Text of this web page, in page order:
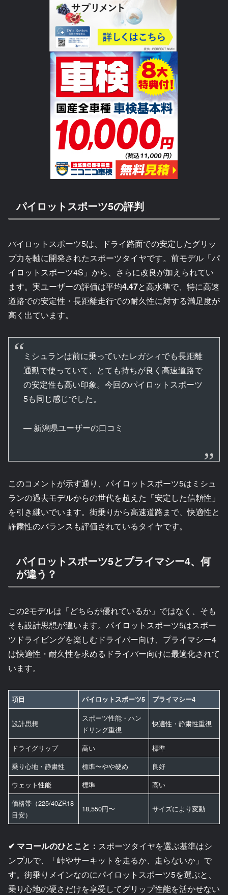
パイロットスポーツ5の評判
パイロットスポーツ5は、ドライ路面での安定したグリッ
プ力を軸に開発されたスポーツタイヤです。前モデル「パ
イロットスポーツ4S」から、さらに改良が加えられてい
ます。実ユーザーの評価は平均4.47と高水準で、特に高速
道路での安定性・長距離走行での耐久性に対する満足度が
高く出ています。
ミシュランは前に乗っていたレガシィでも長距離
通勤で使っていて、とても持ちが良く高速道路で
の安定性も高い印象。今回のパイロットスポーツ
5も同じ感じでした。
— 新潟県ユーザーの口コミ
このコメントが示す通り、パイロットスポーツ5はミシュ
ランの過去モデルからの世代を超えた「安定した信頼性」
を引き継いでいます。街乗りから高速道路まで、快適性と
静粛性のバランスも評価されているタイヤです。
パイロットスポーツ5とプライマシー4、何
が違う？
この2モデルは「どちらが優れているか」ではなく、そも
そも設計思想が違います。パイロットスポーツ5はスポー
ツドライビングを楽しむドライバー向け、プライマシー4
は快適性・耐久性を求めるドライバー向けに最適化されて
います。
項目 パイロットスポーツ5 プライマシー4
設計思想
スポーツ性能・ハン
ドリング重視
快適性・静粛性重視
ドライグリップ 高い
標準
乗り心地・静粛性
標準〜やや硬め
良好
ウェット性能
標準
高い
価格帯（225/40ZR18
目安）
18,550円〜 サイズにより変動
✔ マコールのひとこと： スポーツタイヤを選ぶ基準はシ
ンプルで、「峠やサーキットを走るか、走らないか」で
す。街乗りメインなのにパイロットスポーツ5を選ぶと、
乗り心地の硬さだけを享受してグリップ性能を活かせない